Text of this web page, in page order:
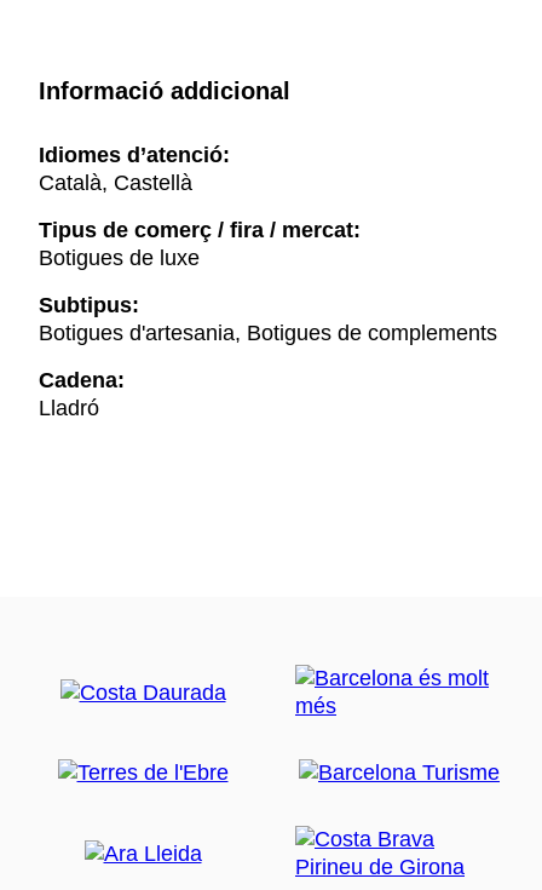
Informació addicional
Idiomes d’atenció:
Català, Castellà
Tipus de comerç / fira / mercat:
Botigues de luxe
Subtipus:
Botigues d'artesania, Botigues de complements
Cadena:
Lladró